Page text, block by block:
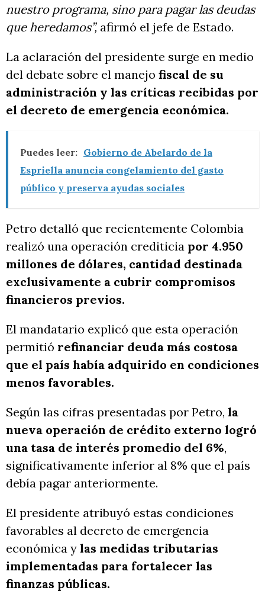
nuestro programa, sino para pagar las deudas
que heredamos”, afirmó el jefe de Estado.
La aclaración del presidente surge en medio
del debate sobre el manejo fiscal de su
administración y las críticas recibidas por
el decreto de emergencia económica.
Puedes leer: Gobierno de Abelardo de la
Espriella anuncia congelamiento del gasto
público y preserva ayudas sociales
Petro detalló que recientemente Colombia
realizó una operación crediticia por 4.950
millones de dólares, cantidad destinada
exclusivamente a cubrir compromisos
financieros previos.
El mandatario explicó que esta operación
permitió refinanciar deuda más costosa
que el país había adquirido en condiciones
menos favorables.
Según las cifras presentadas por Petro, la
nueva operación de crédito externo logró
una tasa de interés promedio del 6%,
significativamente inferior al 8% que el país
debía pagar anteriormente.
El presidente atribuyó estas condiciones
favorables al decreto de emergencia
económica y las medidas tributarias
implementadas para fortalecer las
finanzas públicas.